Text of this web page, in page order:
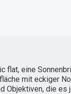
flat, eine
mit eckiger
Objektiven, die